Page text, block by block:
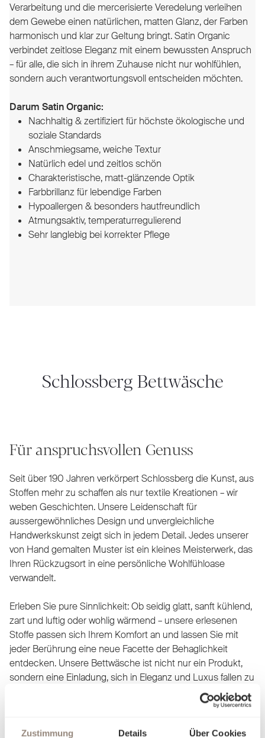
Zustimmung Details Über Cookies
Verarbeitung und die mercerisierte Veredelung verleihen
dem Gewebe einen natürlichen, matten Glanz, der Farben
harmonisch und klar zur Geltung bringt. Satin Organic
verbindet zeitlose Eleganz mit einem bewussten Anspruch
– für alle, die sich in ihrem Zuhause nicht nur wohlfühlen,
sondern auch verantwortungsvoll entscheiden möchten.
Darum Satin Organic:
Nachhaltig & zertifiziert für höchste ökologische und
soziale Standards
Anschmiegsame, weiche Textur
Natürlich edel und zeitlos schön
Charakteristische, matt-glänzende Optik
Farbbrillanz für lebendige Farben
Hypoallergen & besonders hautfreundlich
Atmungsaktiv, temperaturregulierend
Sehr langlebig bei korrekter Pflege
Schlossberg Bettwäsche
Für anspruchsvollen Genuss
Seit über 190 Jahren verkörpert Schlossberg die Kunst, aus
Stoffen mehr zu schaffen als nur textile Kreationen – wir
weben Geschichten. Unsere Leidenschaft für
aussergewöhnliches Design und unvergleichliche
Handwerkskunst zeigt sich in jedem Detail. Jedes unserer
von Hand gemalten Muster ist ein kleines Meisterwerk, das
Ihren Rückzugsort in eine persönliche Wohlfühloase
verwandelt.
Erleben Sie pure Sinnlichkeit: Ob seidig glatt, sanft kühlend,
zart und luftig oder wohlig wärmend – unsere erlesenen
Stoffe passen sich Ihrem Komfort an und lassen Sie mit
jeder Berührung eine neue Facette der Behaglichkeit
entdecken. Unsere Bettwäsche ist nicht nur ein Produkt,
sondern eine Einladung, sich in Eleganz und Luxus fallen zu
lassen. Finden Sie heraus, worin Sie sich am besten
aufgehoben fühlen, und träumen Sie sich in Welten, die nur